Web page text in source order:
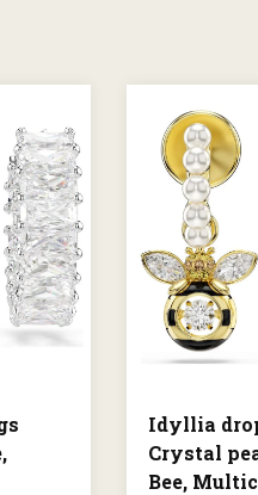
Idyllia
Crystal
Bee,